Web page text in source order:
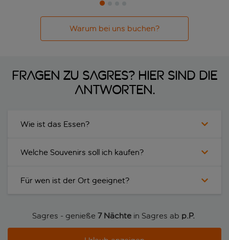
Warum bei uns buchen?
Fragen zu Sagres? Hier sind die
Antworten.
Wie ist das Essen?
Welche Souvenirs soll ich kaufen?
Für wen ist der Ort geeignet?
Sagres - genieße 7 Nächte in Sagres ab p.P.